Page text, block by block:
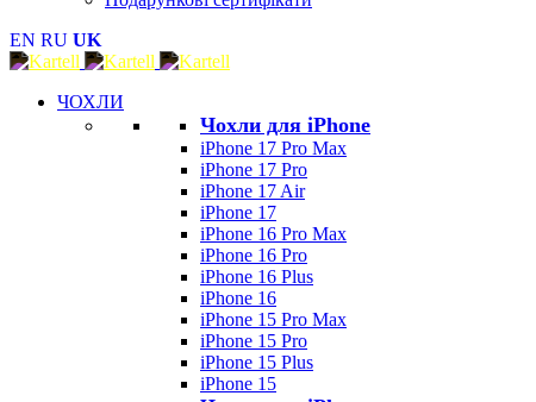
EN RU UK
ЧОХЛИ
Чохли для iPhone
iPhone 17 Pro Max
iPhone 17 Pro
iPhone 17 Air
iPhone 17
iPhone 16 Pro Max
iPhone 16 Pro
iPhone 16 Plus
iPhone 16
iPhone 15 Pro Max
iPhone 15 Pro
iPhone 15 Plus
iPhone 15